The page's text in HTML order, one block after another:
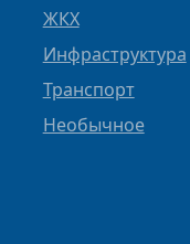
ЖКХ
Инфраструктура
Транспорт
Необычное